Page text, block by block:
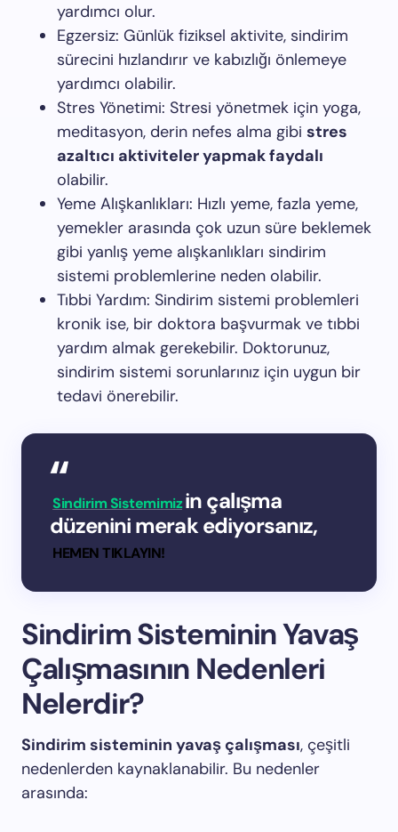
yardımcı olur.
Egzersiz: Günlük fiziksel aktivite, sindirim
sürecini hızlandırır ve kabızlığı önlemeye
yardımcı olabilir.
Stres Yönetimi: Stresi yönetmek için yoga,
meditasyon, derin nefes alma gibi stres
azaltıcı aktiviteler yapmak faydalı
olabilir.
Yeme Alışkanlıkları: Hızlı yeme, fazla yeme,
yemekler arasında çok uzun süre beklemek
gibi yanlış yeme alışkanlıkları sindirim
sistemi problemlerine neden olabilir.
Tıbbi Yardım: Sindirim sistemi problemleri
kronik ise, bir doktora başvurmak ve tıbbi
yardım almak gerekebilir. Doktorunuz,
sindirim sistemi sorunlarınız için uygun bir
tedavi önerebilir.
Sindirim Sistemimizin çalışma
düzenini merak ediyorsanız,
HEMEN TIKLAYIN!
Sindirim Sisteminin Yavaş
Çalışmasının Nedenleri
Nelerdir?
Sindirim sisteminin yavaş çalışması, çeşitli
nedenlerden kaynaklanabilir. Bu nedenler
arasında: